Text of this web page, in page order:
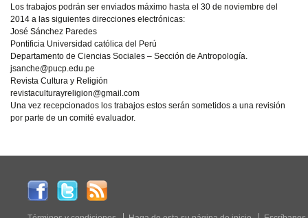
Los trabajos podrán ser enviados máximo hasta el 30 de noviembre del
2014 a las siguientes direcciones electrónicas:
José Sánchez Paredes
Pontificia Universidad católica del Perú
Departamento de Ciencias Sociales – Sección de Antropología.
jsanche@pucp.edu.pe
Revista Cultura y Religión
revistaculturayreligion@gmail.com
Una vez recepcionados los trabajos estos serán sometidos a una revisión
por parte de un comité evaluador.